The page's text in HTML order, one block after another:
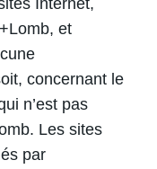
et
concernant le
n’est pas
Les sites
par